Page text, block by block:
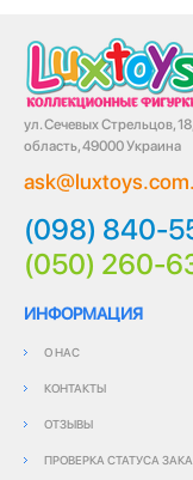
ул. Сечевых Стрельцов,
область, 49000 Украина
(098) 840-
(050) 260-
ИНФОРМАЦИЯ
О НАС
КОНТАКТЫ
ОТЗЫВЫ
ПРОВЕРКА СТАТУСА